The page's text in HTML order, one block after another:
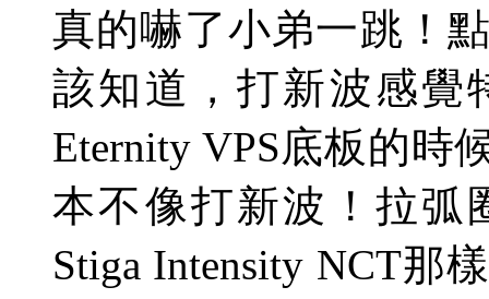
真的嚇了小弟一跳！
該知道，打新波感覺
Eternity VPS底板的時
本不像打新波！拉弧
Stiga Intensity NCT那